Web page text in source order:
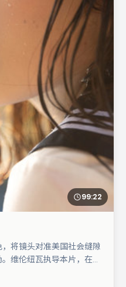
99:22
将镜头对准美国社会缝隙
维伦纽瓦执导本片，在场